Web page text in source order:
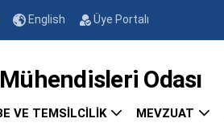
English Üye Portalı
Odası
VE TEMSİLCİLİK MEVZUAT